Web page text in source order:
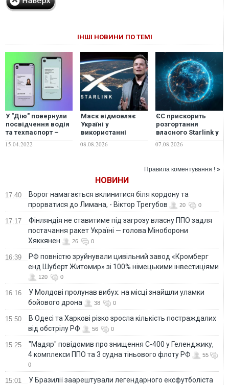
ІНШІ НОВИНИ ПО ТЕМІ
У "Дію" повернули
посвідчення водія
та техпаспорт –
15.04.2022
Маск відмовляє
Україні у
використанні
по території РФ
08.08.2026
ЄС прискорить
розгортання
власного Starlink у
07.08.2026
Правила коментування ! »
НОВИНИ
17:40
Ворог намагається вклинитися біля кордону та
прорватися до Лимана, - Віктор Трегубов
20 0
17:17
Фінляндія не ставитиме під загрозу власну ППО задля
постачання ракет Україні — голова Міноборони
Хяккянен
26 0
16:39
РФ повністю зруйнували цивільний завод «Кромберг
енд Шуберт Житомир» зі 100% німецькими інвестиціями
120 0
16:16
У Молдові пролунав вибух: на місці знайшли уламки
бойового дрона
38 0
15:50
В Одесі та Харкові різко зросла кількість постраждалих
від обстрілу РФ
56 0
15:25
"Мадяр" повідомив про знищення С-400 у Геленджику,
4 комплекси ППО та 3 судна тіньового флоту РФ
55
0
15:01
У Бразилії заарештували легендарного ексфутболіста